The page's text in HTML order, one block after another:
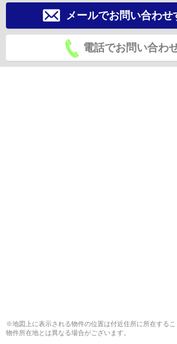
メールでお問い合わせ
電話でお問い合わ
※地図上に表示される物件の位置は付近住所に所在する
物件所在地とは異なる場合がございます。